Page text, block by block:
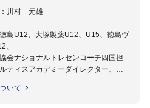
：川村 元雄
島U12、大塚製薬U12、U15、徳島ヴ
、
会ナショナルトレセンコーチ四国担
ティスアカデミーダイレクター、
会公認B級養成講習会インストラクタ
いて